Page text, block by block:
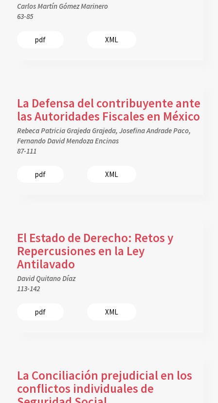
Carlos Martín Gómez Marinero
63-85
pdf XML
La Defensa del contribuyente ante
las Autoridades Fiscales en México
Rebeca Patricia Grajeda Grajeda, Josefina Andrade Paco,
Fernando David Mendoza Encinas
87-111
pdf XML
El Estado de Derecho: Retos y
Repercusiones en la Ley
Antilavado
David Quitano Díaz
113-142
pdf XML
La Conciliación prejudicial en los
conflictos individuales de